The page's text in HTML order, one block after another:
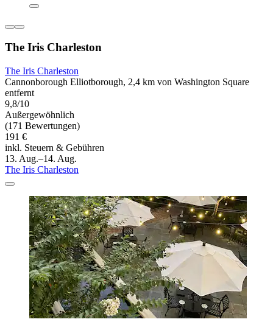
The Iris Charleston
The Iris Charleston
Cannonborough Elliotborough, 2,4 km von Washington Square
entfernt
9,8/10
Außergewöhnlich
(171 Bewertungen)
191 €
inkl. Steuern & Gebühren
13. Aug.–14. Aug.
The Iris Charleston